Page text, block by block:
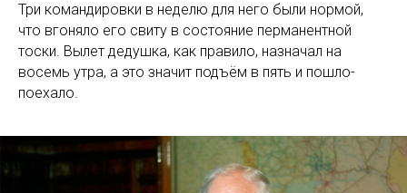
Три командировки в неделю для него были нормой,
что вгоняло его свиту в состояние перманентной
тоски. Вылет дедушка, как правило, назначал на
восемь утра, а это значит подъём в пять и пошло-
поехало.